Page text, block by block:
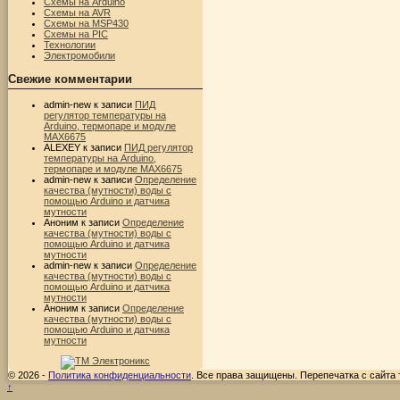
Схемы на AVR
Схемы на MSP430
Схемы на PIC
Технологии
Электромобили
Свежие комментарии
admin-new к записи ПИД
регулятор температуры на
Arduino, термопаре и модуле
MAX6675
ALEXEY к записи ПИД регулятор
температуры на Arduino,
термопаре и модуле MAX6675
admin-new к записи Определение
качества (мутности) воды с
помощью Arduino и датчика
мутности
Аноним к записи Определение
качества (мутности) воды с
помощью Arduino и датчика
мутности
admin-new к записи Определение
качества (мутности) воды с
помощью Arduino и датчика
мутности
Аноним к записи Определение
качества (мутности) воды с
помощью Arduino и датчика
мутности
© 2026 - Политика конфиденциальности . Все права защищены. Перепечатка с
↑